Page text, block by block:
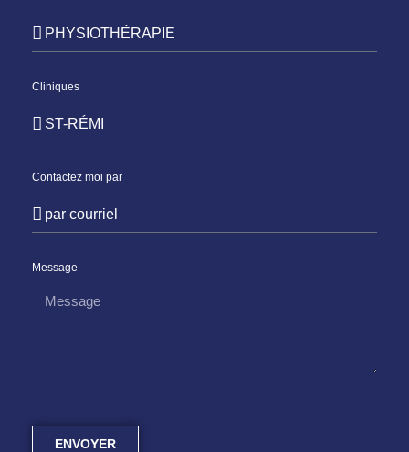
Cliniques
Contactez moi par
Message
ENVOYER